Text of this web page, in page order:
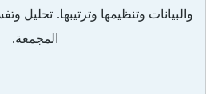
والبيانات وتنظيمها وترتيبها. تحليل
المجمعة.